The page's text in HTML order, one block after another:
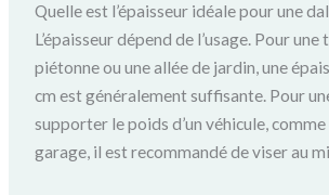
Quelle est l’épaisseur idéale pour une
L’épaisseur dépend de l’usage. Pour une
piétonne ou une allée de jardin, une
cm est généralement suffisante. Pour
supporter le poids d’un véhicule,
garage, il est recommandé de viser au